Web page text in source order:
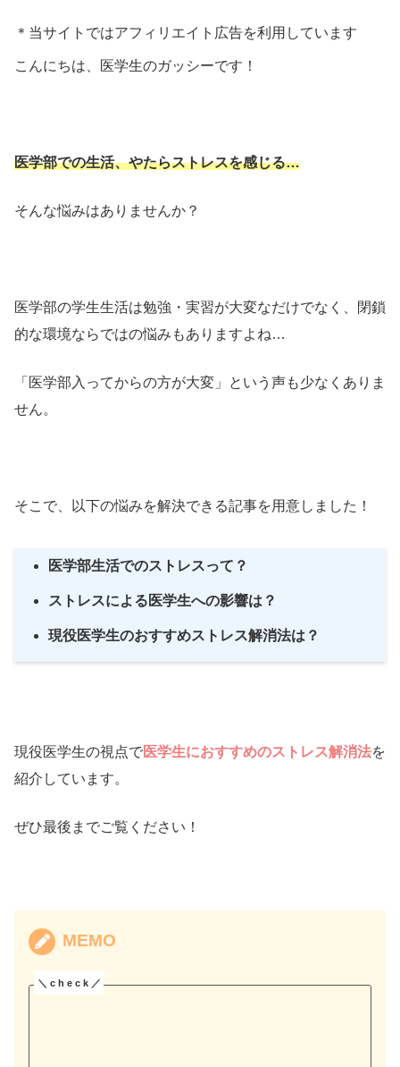
＊当サイトではアフィリエイト広告を利用しています
こんにちは、医学生のガッシーです！
医学部での生活、やたらストレスを感じる…
そんな悩みはありませんか？
医学部の学生生活は勉強・実習が大変なだけでなく、閉鎖
的な環境ならではの悩みもありますよね…
「医学部入ってからの方が大変」という声も少なくありま
せん。
そこで、以下の悩みを解決できる記事を用意しました！
医学部生活でのストレスって？
ストレスによる医学生への影響は？
現役医学生のおすすめストレス解消法は？
現役医学生の視点で医学生におすすめのストレス解消法を
紹介しています。
ぜひ最後までご覧ください！
MEMO